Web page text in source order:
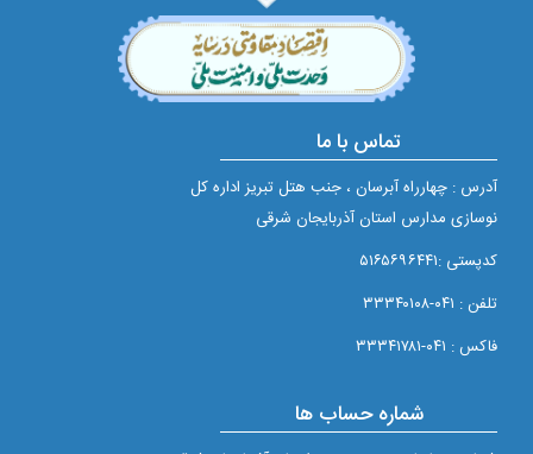
تماس با ما
آدرس : چهارراه آبرسان ، جنب هتل تبریز اداره کل
نوسازی مدارس استان آذربایجان شرقی
کدپستی :۵۱۶۵۶۹۶۴۴۱
تلفن : ۰۴۱-۳۳۳۴۰۱۰۸
فاکس : ۰۴۱-۳۳۳۴۱۷۸۱
شماره حساب ها